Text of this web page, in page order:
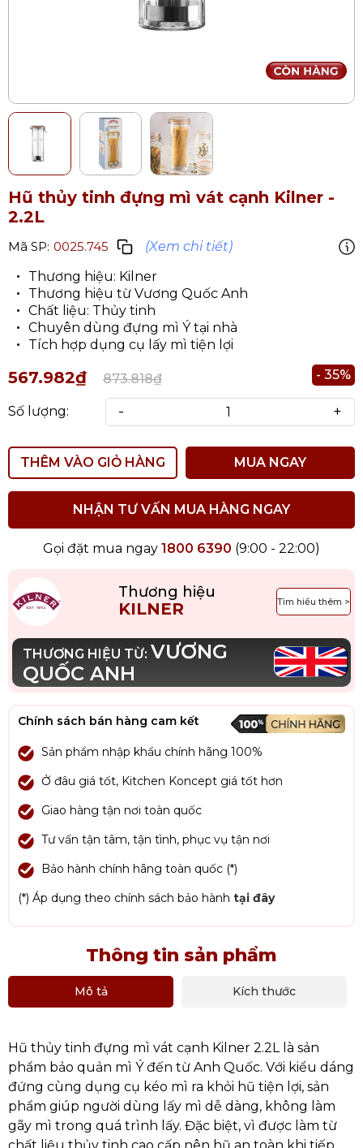
Hũ thủy tinh đựng mì vát cạnh Kilner -
2.2L
Mã SP: 0025.745
(Xem chi tiết)
Thương hiệu: Kilner
Thương hiệu từ Vương Quốc Anh
Chất liệu: Thủy tinh
Chuyên dùng đựng mì Ý tại nhà
Tích hợp dụng cụ lấy mì tiện lợi
567.982₫ 873.818₫ - 35%
Số lượng: - +
THÊM VÀO GIỎ HÀNG MUA NGAY
NHẬN TƯ VẤN MUA HÀNG NGAY
Gọi đặt mua ngay 1800 6390 (9:00 - 22:00)
Thương hiệu
KILNER Tìm hiểu thêm >
THƯƠNG HIỆU TỪ: VƯƠNG
QUỐC ANH
Chính sách bán hàng cam kết
Sản phẩm nhập khẩu chính hãng 100%
Ở đâu giá tốt, Kitchen Koncept giá tốt hơn
Giao hàng tận nơi toàn quốc
Tư vấn tận tâm, tận tình, phục vụ tận nơi
Bảo hành chính hãng toàn quốc (*)
(*) Áp dụng theo chính sách bảo hành tại đây
Thông tin sản phẩm
Mô tả Kích thước
Hũ thủy tinh đựng mì vát cạnh Kilner 2.2L là sản
phẩm bảo quản mì Ý đến từ Anh Quốc. Với kiểu dáng
đứng cùng dụng cụ kéo mì ra khỏi hũ tiện lợi, sản
phẩm giúp người dùng lấy mì dễ dàng, không làm
gãy mì trong quá trình lấy. Đặc biệt, vì được làm từ
chất liệu thủy tinh cao cấp nên hũ an toàn khi tiếp